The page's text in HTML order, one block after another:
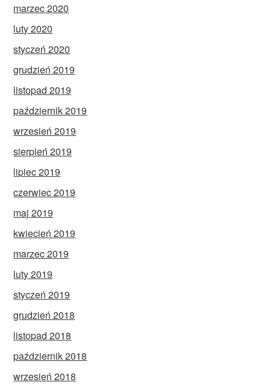
marzec 2020
luty 2020
styczeń 2020
grudzień 2019
listopad 2019
październik 2019
wrzesień 2019
sierpień 2019
lipiec 2019
czerwiec 2019
maj 2019
kwiecień 2019
marzec 2019
luty 2019
styczeń 2019
grudzień 2018
listopad 2018
październik 2018
wrzesień 2018